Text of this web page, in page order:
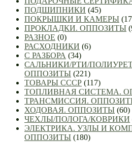
ПОДШИПНИКИ (45)
ПОКРЫШКИ И КАМЕРЫ
ПРОКЛАДКИ. ОППОЗИТЫ
РАЗНОЕ (0)
РАСХОДНИКИ (6)
С РАЗБОРА (34)
САЛЬНИКИ/РТИ/
ОППОЗИТЫ (221)
ТОВАРЫ СССР (117)
ТОПЛИВНАЯ СИСТЕМА.
ТРАНСМИССИЯ.
ХОДОВАЯ. ОППОЗИТЫ (60)
ЧЕХЛЫ/ПОЛОГА/КОВРИКИ
ЭЛЕКТРИКА. УЗЛЫ И
ОППОЗИТЫ (180)